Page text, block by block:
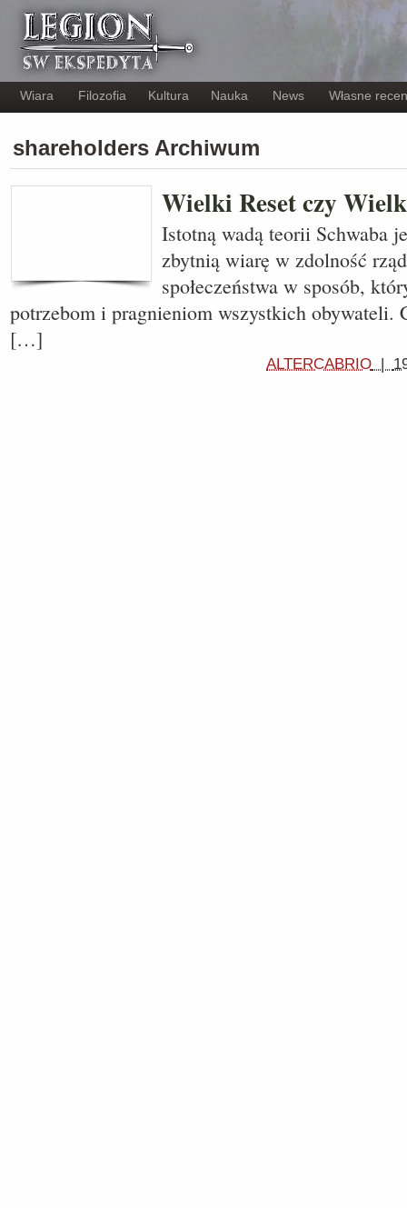
Wiara Filozofia Kultura Nauka News Własne
shareholders Archiwum
Wielki Reset czy
Istotną wadą teorii Schwaba
zbytnią wiarę w zdolność
społeczeństwa w sposób,
potrzebom i pragnieniom wszystkich obywateli.
[…]
ALTERCABRIO |